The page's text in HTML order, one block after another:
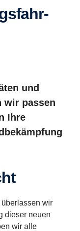
und
wir passen
Ihre
wir
dieser neuen
wir alle